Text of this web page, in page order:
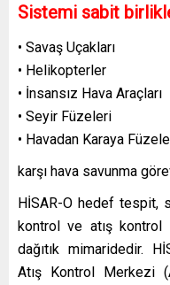
Sistemi sabit
• Savaş Uçakları
• Helikopterler
• İnsansız Hava Araçları
• Seyir Füzeleri
• Havadan Karaya
karşı hava savunma
HİSAR-O hedef tespit,
kontrol ve atış kontrol
dağıtık mimaridedir.
Atış Kontrol Merkezi